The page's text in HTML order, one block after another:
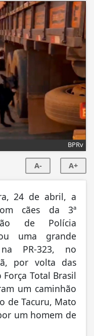
BPRv
A- A+
24 de abril, a
cães da 3ª
de Polícia
uma grande
PR-323, no
por volta das
Total Brasil
um caminhão
de Tacuru, Mato
um homem de